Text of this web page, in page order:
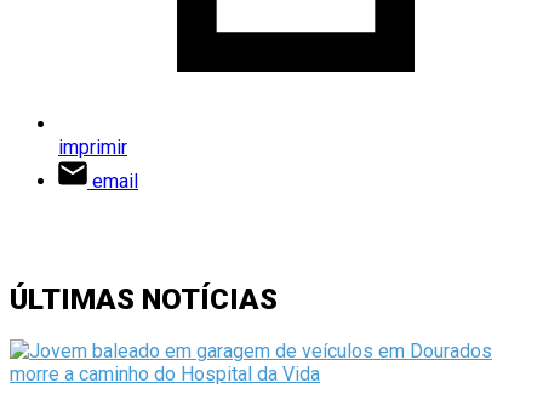
imprimir
email
ÚLTIMAS NOTÍCIAS